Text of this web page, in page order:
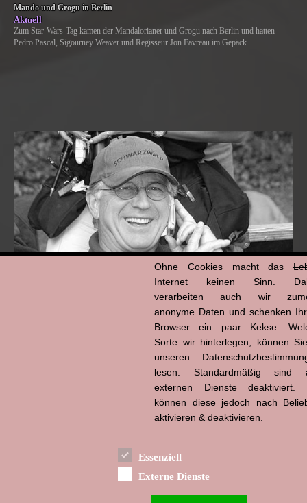
Mando und Grogu in Berlin
Aktuell
Zum Star-Wars-Tag kamen der Mandalorianer und Grogu nach Berlin und hatten
Pedro Pascal, Sigourney Weaver und Regisseur Jon Favreau im Gepäck.
Ohne Cookies macht das
Internet keinen Sinn.
verarbeiten auch wir
anonyme Daten und schenken
Browser ein paar Kekse.
Sorte wir hinterlegen, können
unseren
lesen. Standardmäßig sind
externen Dienste deaktiviert.
können diese jedoch nach
aktivieren & deaktivieren.
Essenziell
Externe Dienste